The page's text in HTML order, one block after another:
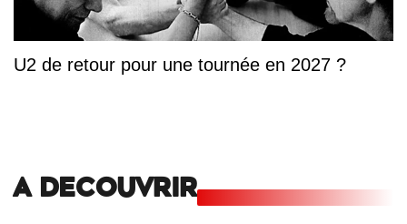
U2 de retour pour une tournée en 2027 ?
A DECOUVRIR